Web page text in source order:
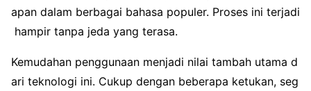
apan dalam berbagai bahasa populer. Proses ini terjadi
hampir tanpa jeda yang terasa.
Kemudahan penggunaan menjadi nilai tambah utama d
ari teknologi ini. Cukup dengan beberapa ketukan, seg